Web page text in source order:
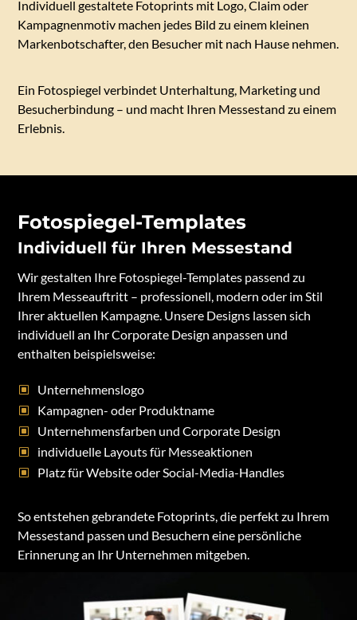
Individuell gestaltete Fotoprints mit Logo, Claim oder
Kampagnenmotiv machen jedes Bild zu einem kleinen
Markenbotschafter, den Besucher mit nach Hause nehmen.
Ein Fotospiegel verbindet Unterhaltung, Marketing und
Besucherbindung – und macht Ihren Messestand zu einem
Erlebnis.
Fotospiegel-Templates
Individuell für Ihren Messestand
Wir gestalten Ihre Fotospiegel-Templates passend zu
Ihrem Messeauftritt – professionell, modern oder im Stil
Ihrer aktuellen Kampagne. Unsere Designs lassen sich
individuell an Ihr Corporate Design anpassen und
enthalten beispielsweise:
Unternehmenslogo
Kampagnen- oder Produktname
Unternehmensfarben und Corporate Design
individuelle Layouts für Messeaktionen
Platz für Website oder Social-Media-Handles
So entstehen gebrandete Fotoprints, die perfekt zu Ihrem
Messestand passen und Besuchern eine persönliche
Erinnerung an Ihr Unternehmen mitgeben.